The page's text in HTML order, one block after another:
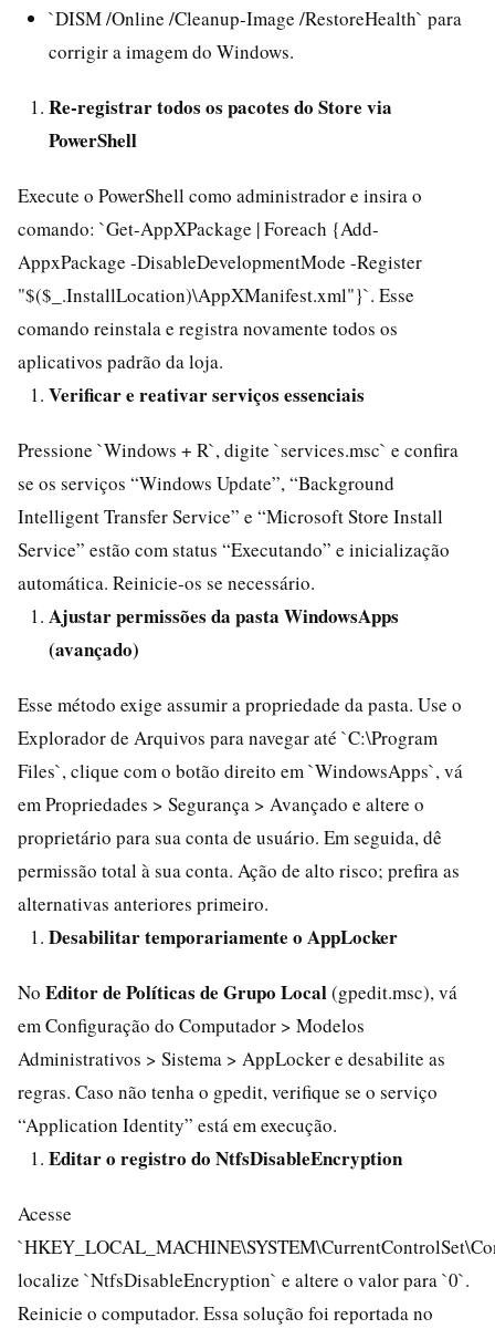
`DISM /Online /Cleanup-Image /RestoreHealth` para
corrigir a imagem do Windows.
Re-registrar todos os pacotes do Store via
PowerShell
Execute o PowerShell como administrador e insira o
comando: `Get-AppXPackage | Foreach {Add-
AppxPackage -DisableDevelopmentMode -Register
"$($_.InstallLocation)\AppXManifest.xml"}`. Esse
comando reinstala e registra novamente todos os
aplicativos padrão da loja.
Verificar e reativar serviços essenciais
Pressione `Windows + R`, digite `services.msc` e confira
se os serviços “Windows Update”, “Background
Intelligent Transfer Service” e “Microsoft Store Install
Service” estão com status “Executando” e inicialização
automática. Reinicie-os se necessário.
Ajustar permissões da pasta WindowsApps
(avançado)
Esse método exige assumir a propriedade da pasta. Use o
Explorador de Arquivos para navegar até `C:\Program
Files`, clique com o botão direito em `WindowsApps`, vá
em Propriedades > Segurança > Avançado e altere o
proprietário para sua conta de usuário. Em seguida, dê
permissão total à sua conta. Ação de alto risco; prefira as
alternativas anteriores primeiro.
Desabilitar temporariamente o AppLocker
No Editor de Políticas de Grupo Local(gpedit.msc), vá
em Configuração do Computador > Modelos
Administrativos > Sistema > AppLocker e desabilite as
regras. Caso não tenha o gpedit, verifique se o serviço
“Application Identity” está em execução.
Editar o registro do NtfsDisableEncryption
Acesse
localize `NtfsDisableEncryption` e altere o valor para `0`.
Reinicie o computador. Essa solução foi reportada no